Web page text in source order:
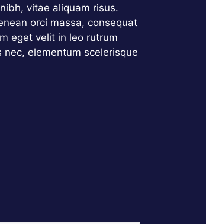
vitae aliquam risus.
orci massa, consequat
eget velit in leo rutrum
elementum scelerisque